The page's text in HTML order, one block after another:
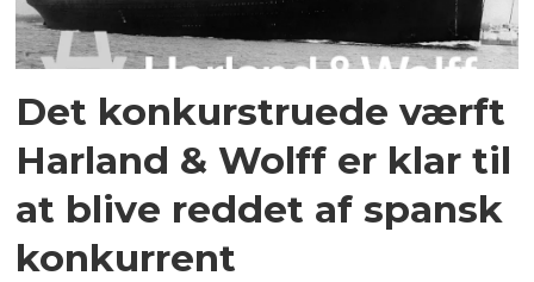
Det konkurstruede værft
Harland & Wolff er klar til
at blive reddet af spansk
konkurrent